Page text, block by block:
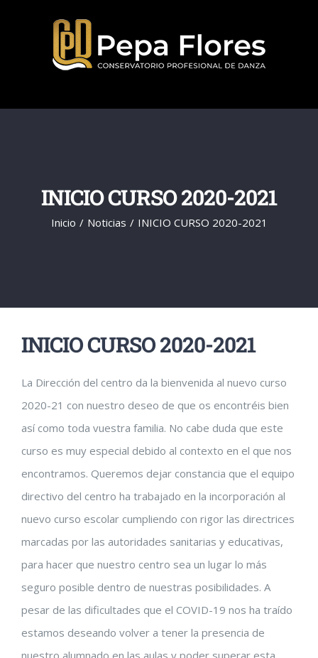
INICIO CURSO 2020-2021
Inicio Noticias INICIO CURSO 2020-2021
INICIO CURSO 2020-2021
La Dirección del centro da la bienvenida al nuevo curso
2020-21 con nuestro deseo de que os encontréis bien
así como toda vuestra familia. No cabe duda que este
curso es muy especial debido al contexto en el que nos
encontramos. Queremos dejar constancia que el equipo
directivo del centro ha trabajado en la incorporación al
nuevo curso escolar cumpliendo con rigor las directrices
marcadas por las autoridades sanitarias y educativas,
para hacer que nuestro centro sea un lugar lo más
seguro posible dentro de nuestras posibilidades. A
pesar de las dificultades que el COVID-19 nos ha traído
estamos deseando volver a tener la presencia de
nuestro alumnado en las aulas y poder superar esta